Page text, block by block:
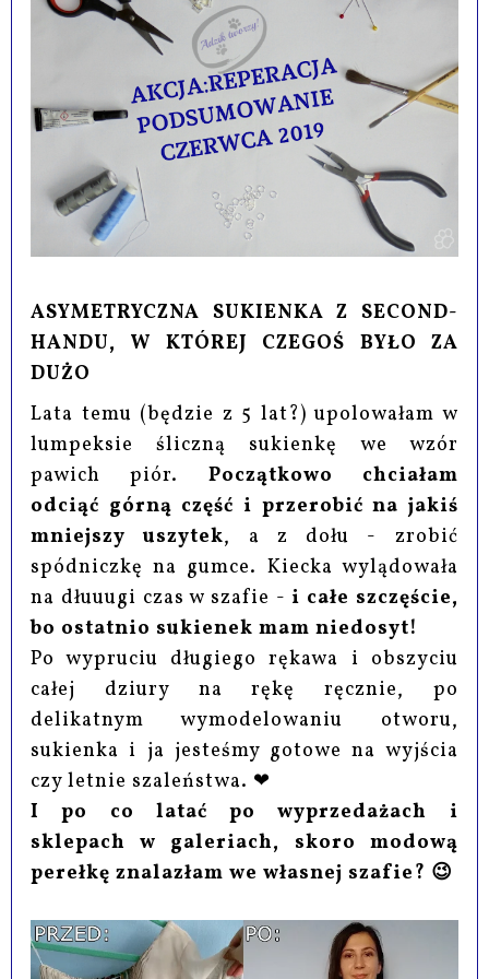
ASYMETRYCZNA SUKIENKA Z SECOND-
HANDU, W KTÓREJ CZEGOŚ BYŁO ZA
DUŻO
Lata temu (będzie z 5 lat?) upolowałam w
lumpeksie śliczną sukienkę we wzór
pawich piór. Początkowo chciałam
odciąć górną część i przerobić na jakiś
mniejszy uszytek, a z dołu - zrobić
spódniczkę na gumce. Kiecka wylądowała
na dłuuugi czas w szafie - i całe szczęście,
bo ostatnio sukienek mam niedosyt!
Po wypruciu długiego rękawa i obszyciu
całej dziury na rękę ręcznie, po
delikatnym wymodelowaniu otworu,
sukienka i ja jesteśmy gotowe na wyjścia
czy letnie szaleństwa. ❤
I po co latać po wyprzedażach i
sklepach w galeriach, skoro modową
perełkę znalazłam we własnej szafie? 😉